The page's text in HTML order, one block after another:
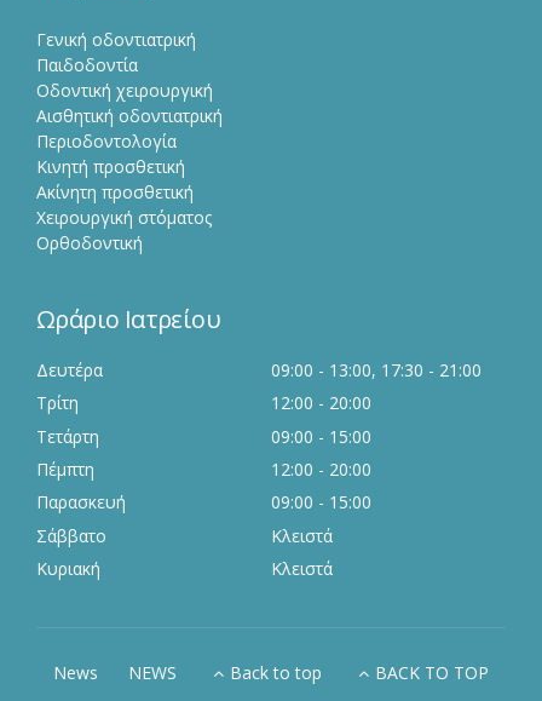
Γενική οδοντιατρική
Παιδοδοντία
Οδοντική χειρουργική
Αισθητική οδοντιατρική
Περιοδοντολογία
Κινητή προσθετική
Ακίνητη προσθετική
Χειρουργική στόματος
Ορθοδοντική
Ωράριο Ιατρείου
Δευτέρα
09:00 - 13:00, 17:30 - 21:00
Τρίτη
12:00 - 20:00
Τετάρτη
09:00 - 15:00
Πέμπτη
12:00 - 20:00
Παρασκευή
09:00 - 15:00
Σάββατο
Κλειστά
Κυριακή
Κλειστά
News NEWS Back to top BACK TO TOP